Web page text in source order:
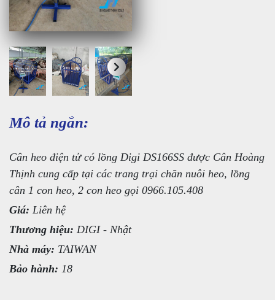
Mô tả ngắn:
Cân heo điện tử có lồng Digi DS166SS được Cân Hoàng
Thịnh cung cấp tại các trang trại chăn nuôi heo, lồng
cân 1 con heo, 2 con heo gọi 0966.105.408
Giá: Liên hệ
Thương hiệu: DIGI - Nhật
Nhà máy: TAIWAN
Bảo hành: 18